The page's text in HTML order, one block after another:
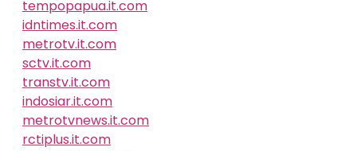
tempopapua.it.com
idntimes.it.com
metrotv.it.com
sctv.it.com
transtv.it.com
indosiar.it.com
metrotvnews.it.com
rctiplus.it.com